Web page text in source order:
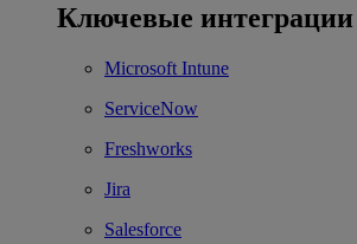
Ключевые интеграции
Microsoft Intune
ServiceNow
Freshworks
Jira
Salesforce